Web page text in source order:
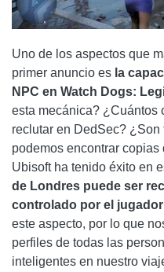
Uno de los aspectos que
primer anuncio es la
NPC en Watch Dogs:
esta mecánica? ¿Cuántos
reclutar en DedSec?
podemos encontrar
Ubisoft ha tenido éxito en
de Londres puede ser
controlado por el jugador
este aspecto, por lo que
perfiles de todas las
inteligentes en nuestro